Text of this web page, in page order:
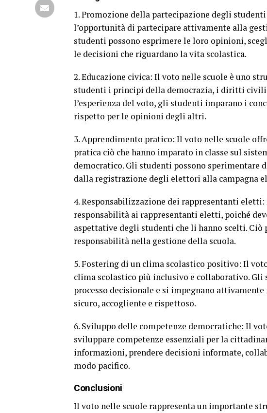
1. Promozione della partecipazione degli
l’opportunità di partecipare attivamente alla
studenti possono esprimere le loro opinioni,
le decisioni che riguardano la vita scolastica.
2. Educazione civica: Il voto nelle scuole è uno
studenti i principi della democrazia, i diritti civili
l’esperienza del voto, gli studenti imparano i
rispetto per le opinioni degli altri.
3. Apprendimento pratico: Il voto nelle scuole
pratica ciò che hanno imparato in classe sul
democratico. Gli studenti possono sperimentare
dalla registrazione degli elettori alla campagna
4. Responsabilizzazione dei rappresentanti
responsabilità ai rappresentanti eletti, poiché
aspettative degli studenti che li hanno scelti. Ciò
responsabilità nella gestione della scuola.
5. Fostering di un clima scolastico positivo: Il
clima scolastico più inclusivo e collaborativo.
processo decisionale e si impegnano
sicuro, accogliente e rispettoso.
6. Sviluppo delle competenze democratiche: Il
sviluppare competenze essenziali per la
informazioni, prendere decisioni informate,
modo pacifico.
Conclusioni
Il voto nelle scuole rappresenta un importante